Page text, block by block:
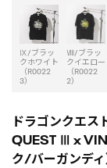
Ⅸ/ブラッ
クホワイト
（R0022
3）
Ⅷ/ブラッ
クイエロー
（R0022
2）
ドラゴンクエ
QUEST Ⅲ x
ク/バーガンディ